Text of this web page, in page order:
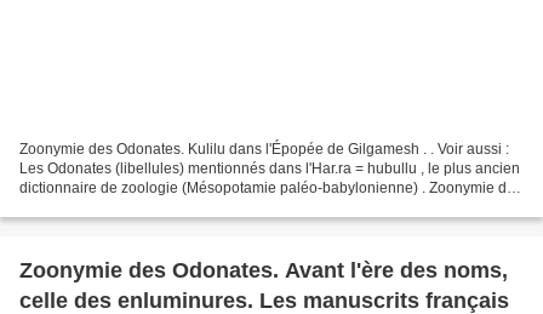
Zoonymie des Odonates. Kulilu dans l'Épopée de Gilgamesh . . Voir aussi :
Les Odonates (libellules) mentionnés dans l'Har.ra = hubullu , le plus ancien
dictionnaire de zoologie (Mésopotamie paléo-babylonienne) . Zoonymie des
Zoonymie des Odonates. Avant l'ère des noms,
celle des enluminures. Les manuscrits français